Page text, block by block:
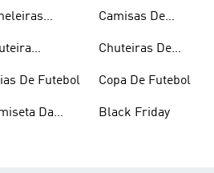
De Futebol
Da
Camisas De
Chuteiras De
Copa De Futebol
Black Friday